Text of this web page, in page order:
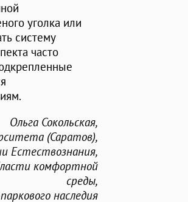
уголка или
систему
часто
Ольга Сокольская,
(Саратов),
Естествознания,
комфортной
среды,
наследия